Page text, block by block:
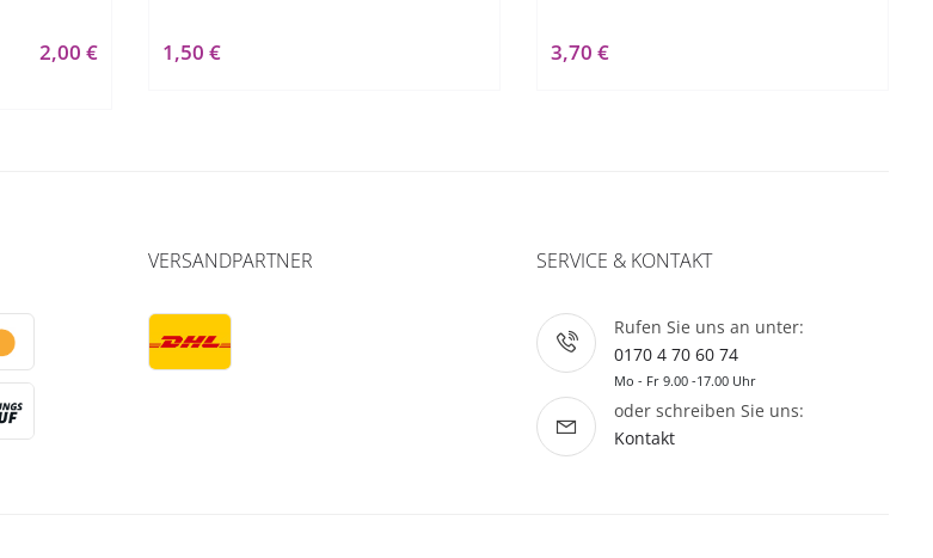
2,00 € 1,50 € 3,70 €
VERSANDPARTNER SERVICE & KONTAKT
Rufen Sie uns an unter:
0170 4 70 60 74
Mo - Fr 9.00 -17.00 Uhr
oder schreiben Sie uns:
Kontakt